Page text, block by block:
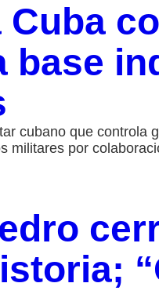
Cuba
base
cubano que controla
militares por